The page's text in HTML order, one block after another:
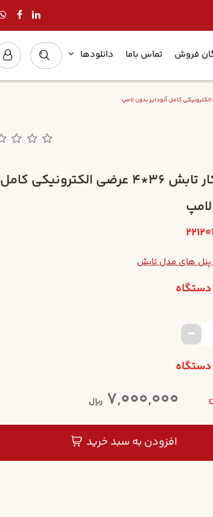
فروش تماس باما دانلودها
چراغ روکار توکار تابش 36*4 عرضي الکترونيکي کامل
پنل های مدل تابش
7,000,000 ریال
افزودن به سبد خرید